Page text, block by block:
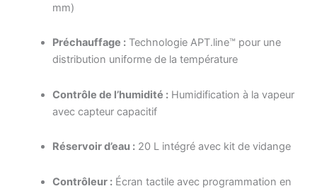
mm)
Préchauffage :Technologie APT.line™ pour une
distribution uniforme de la température
Contrôle de l’humidité :Humidification à la vapeur
avec capteur capacitif
Réservoir d’eau :20 L intégré avec kit de vidange
Contrôleur :Écran tactile avec programmation en